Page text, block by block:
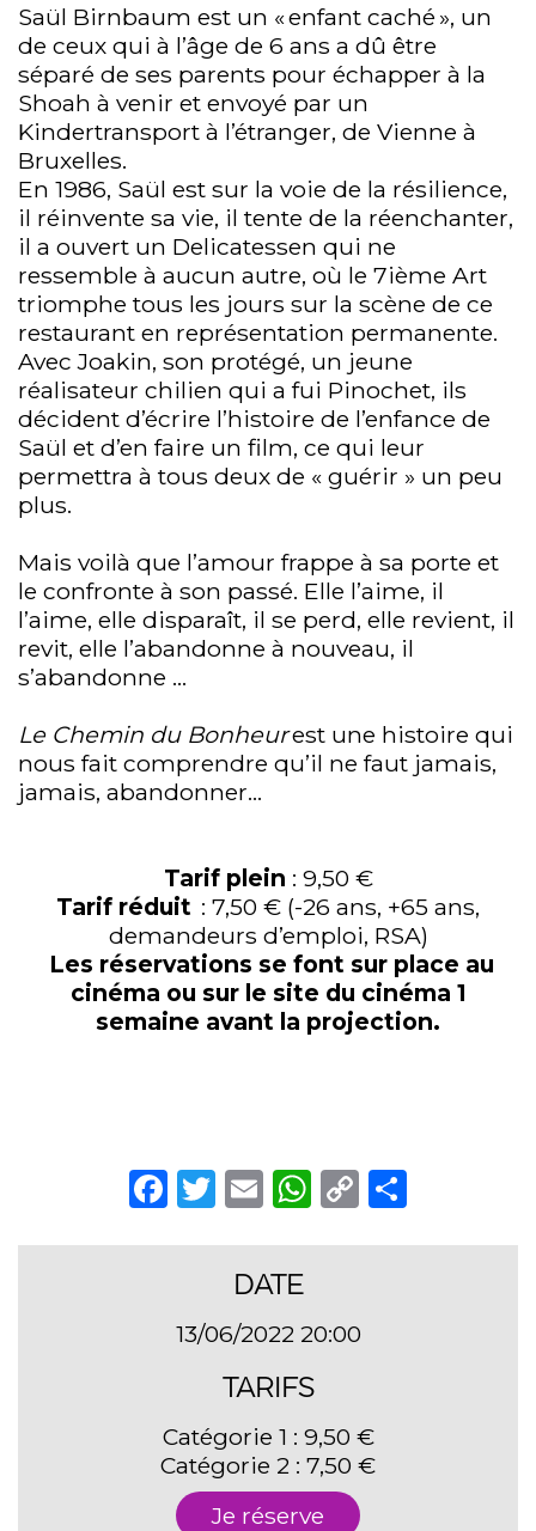
Saül Birnbaum est un « enfant caché », un
de ceux qui à l’âge de 6 ans a dû être
séparé de ses parents pour échapper à la
Shoah à venir et envoyé par un
Kindertransport à l’étranger, de Vienne à
Bruxelles.
En 1986, Saül est sur la voie de la résilience,
il réinvente sa vie, il tente de la réenchanter,
il a ouvert un Delicatessen qui ne
ressemble à aucun autre, où le 7ième Art
triomphe tous les jours sur la scène de ce
restaurant en représentation permanente.
Avec Joakin, son protégé, un jeune
réalisateur chilien qui a fui Pinochet, ils
décident d’écrire l’histoire de l’enfance de
Saül et d’en faire un film, ce qui leur
permettra à tous deux de « guérir » un peu
plus.
Mais voilà que l’amour frappe à sa porte et
le confronte à son passé. Elle l’aime, il
l’aime, elle disparaît, il se perd, elle revient, il
revit, elle l’abandonne à nouveau, il
s’abandonne …
Le Chemin du Bonheurest une histoire qui
nous fait comprendre qu’il ne faut jamais,
jamais, abandonner…
Tarif plein : 9,50 €
Tarif réduit : 7,50 € (-26 ans, +65 ans,
demandeurs d’emploi, RSA)
Les réservations se font sur place au
cinéma ou sur le site du cinéma 1
semaine avant la projection.
Facebook
Twitter
EmailWhatsApp
Copy
DATE
13/06/2022 20:00
TARIFS
Catégorie 1 : 9,50 €
Catégorie 2 : 7,50 €
Je réserve